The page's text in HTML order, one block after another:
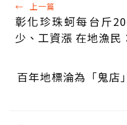
← 上一篇
彰化珍珠蚵每台斤
少、工資漲 在地漁民
百年地標淪為「鬼店